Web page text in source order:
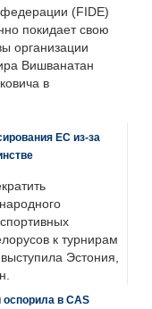
(FIDE)
покидает свою
организации
Вишванатан
в
ЕС из-за
к турнирам
Эстония,
оспорила в CAS